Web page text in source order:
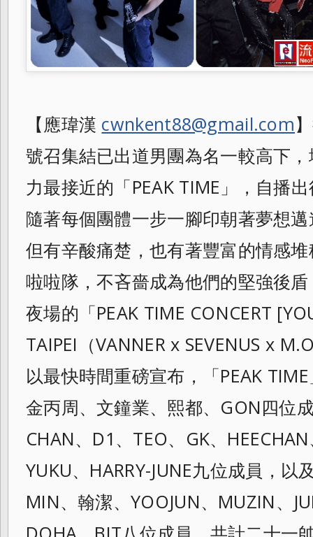
【應瑋漢 cwnkent88@gmail.com
號召集結已出道男團為名一較高下
力最接近的「PEAK TIME」，自播
隨著每個團體一步一腳印朝著夢想
但有辛酸痛楚，也有著豐富的情感
啦啦隊，不吝嗇成為他們的堅強後
夜場的「PEAK TIME CONCERT
TAIPEI（VANNER x SEVENUS x
以最快時間重磅宣布，「PEAK
金丙周、文鐘業、熙都、GON四位
CHAN、D1、TEO、GK、
YUKU、HARRY-JUNE九位成員，以
MIN、翰潔、YOOJUN、MUZIN、